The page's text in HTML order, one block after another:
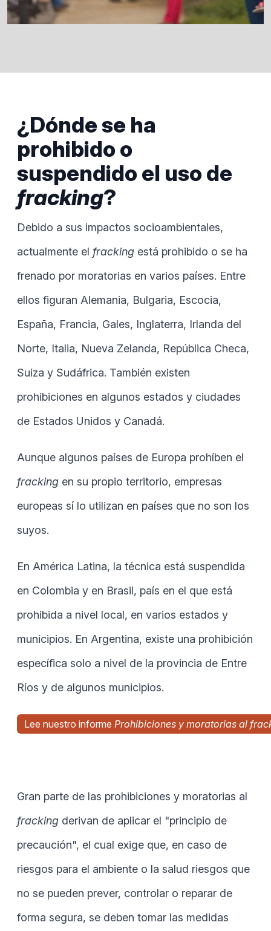
¿Dónde se ha
prohibido o
suspendido el uso de
fracking?
Debido a sus impactos socioambientales,
actualmente el fracking está prohibido o se ha
frenado por moratorias en varios países. Entre
ellos figuran Alemania, Bulgaria, Escocia,
España, Francia, Gales, Inglaterra, Irlanda del
Norte, Italia, Nueva Zelanda, República Checa,
Suiza y Sudáfrica. También existen
prohibiciones en algunos estados y ciudades
de Estados Unidos y Canadá.
Aunque algunos países de Europa prohíben el
fracking en su propio territorio, empresas
europeas sí lo utilizan en países que no son los
suyos.
En América Latina, la técnica está suspendida
en Colombia y en Brasil, país en el que está
prohibida a nivel local, en varios estados y
municipios. En Argentina, existe una prohibición
específica solo a nivel de la provincia de Entre
Ríos y de algunos municipios.
Lee nuestro informe Prohibiciones y moratorias al
Gran parte de las prohibiciones y moratorias al
fracking derivan de aplicar el "principio de
precaución", el cual exige que, en caso de
riesgos para el ambiente o la salud riesgos que
no se pueden prever, controlar o reparar de
forma segura, se deben tomar las medidas